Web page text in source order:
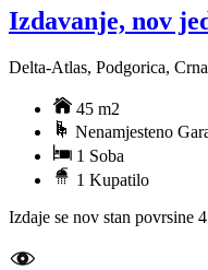
Izdavanje, nov
Delta-Atlas, Podgorica,
45 m2
Nenamjesteno
1 Soba
1 Kupatilo
Izdaje se nov stan povrsine